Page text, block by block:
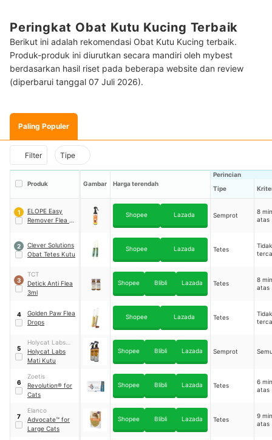
Peringkat Obat Kutu Kucing Terbaik
Berikut ini adalah rekomendasi Obat Kutu Kucing terbaik.
Produk-produk ini diurutkan secara mandiri oleh mybest
berdasarkan hasil riset pada beberapa website dan review
(diperbarui tanggal 07 Juli 2026).
Paling Populer
Filter Tipe
Produk Gambar Harga terendah
Perincian
Tipe
1
ELOPE Easy
Remover Flea for
Shopee Lazada Semprot
8
atas
2
Clever Solutions
Obat Tetes Kutu
Shopee Lazada Tetes
Tidak
3
TCT
Detick Anti Flea
3ml
Shopee Blibli Lazada Tetes
8
atas
4
Golden Paw Flea
Drops
Shopee Lazada Tetes
Tidak
5
Holycat Labs
Indonesia
Holycat Labs
Mati Kutu
Shopee Blibli Lazada Semprot
6
Zoetis
Revolution® for
Cats
Shopee Blibli Lazada Tetes
6
atas
7
Elanco
Advocate™ for
Large Cats
Shopee Blibli Lazada Tetes
9
atas